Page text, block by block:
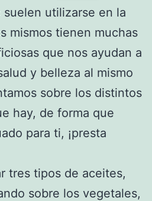
utilizarse en la
mismos tienen muchas
que nos ayudan a
y belleza al mismo
sobre los distintos
hay, de forma que
para ti, ¡presta
tres tipos de aceites,
sobre los vegetales,